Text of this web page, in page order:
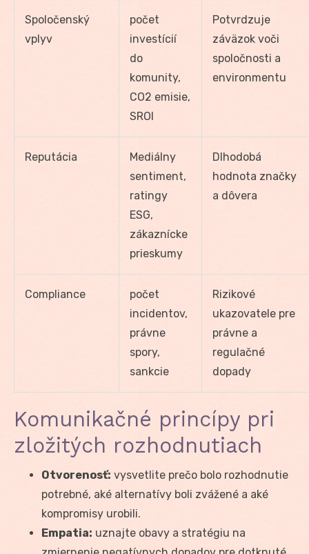
Spoločenský
vplyv
počet
investícií
do
komunity,
CO2 emisie,
SROI
Potvrdzuje
záväzok voči
spoločnosti a
environmentu
Reputácia
Mediálny
sentiment,
ratingy
ESG,
zákaznícke
prieskumy
Dlhodobá
hodnota značky
a dôvera
Compliance
počet
incidentov,
právne
spory,
sankcie
Rizikové
ukazovatele pre
právne a
regulačné
dopady
Komunikačné princípy pri
zložitých rozhodnutiach
Otvorenosť: vysvetlite prečo bolo rozhodnutie
potrebné, aké alternatívy boli zvážené a aké
kompromisy urobili.
Empatia: uznajte obavy a stratégiu na